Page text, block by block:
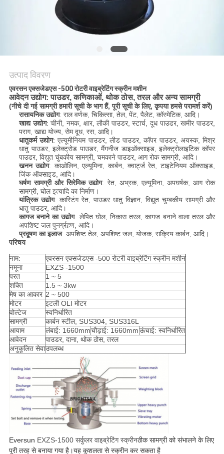
गोपनीयता
नीति
उत्पाद विवरण
एवरसन एक्सजेडएस -500 रोटरी वाइब्रेटिंग स्क्रीन मशीन
आवेदन उद्योग: पाउडर, कणिकाओं, थोक ठोस, तरल और अन्य सामग्री
(नीचे दी गई सामग्री हमारी सूची के भाग हैं, पूरी सूची के लिए, कृपया हमसे परामर्श करें)
रासायनिक उद्योग: राल वर्णक, चिकित्सा, तेल, पेंट, पैलेट, कॉस्मेटिक, आदि।
खाद्य उद्योग: चीनी, नमक, क्षार, लौकी पाउडर, स्टार्च, दूध पाउडर, खमीर पाउडर,
पराग, खाद्य योज्य, सेम दूध, रस, आदि।
धातुकर्म उद्योग: एल्यूमीनियम पाउडर, लीड पाउडर, कॉपर पाउडर, अयस्क, मिश्र
धातु पाउडर, इलेक्ट्रोड पाउडर, मैंगनीज डाइऑक्साइड, इलेक्ट्रोलाइटिक कॉपर
पाउडर, विद्युत चुंबकीय सामग्री, चमकाने पाउडर, आग रोक सामग्री, आदि।
खनन उद्योग: काओलिन, एल्यूमिना, कार्बन, क्वार्ट्ज रेत, टाइटेनियम ऑक्साइड,
जिंक ऑक्साइड, आदि।
घर्षण सामग्री और सिरेमिक उद्योग: रेत, अभ्रक, एल्यूमिना, अपघर्षक, आग रोक
सामग्री, घोल इत्यादि का निर्माण।
यांत्रिक उद्योग: कास्टिंग रेत, पाउडर धातु विज्ञान, विद्युत चुम्बकीय सामग्री और
धातु पाउडर, आदि।
कागज बनाने का उद्योग: लेपित घोल, निकास तरल, कागज बनाने वाला तरल और
अपशिष्ट जल पुनर्ग्रहण, आदि।
प्रदूषण का इलाज: अपशिष्ट तेल, अपशिष्ट जल, योजक, सक्रिय कार्बन, आदि।
परिचय
नाम:
एवरसन एक्सजेडएस -500 रोटरी वाइब्रेटिंग स्क्रीन मशीन
नमूना
EXZS -1500
परत
1 ~ 5
शक्ति
1.5 ~ 3kw
मेष का आकार 2 ~ 500
मोटर
इटली OLI मोटर
वोल्टेज
स्वनिर्धारित
सामग्री
कार्बन स्टील, SUS304, SUS316L
आयाम
लंबाई: 1660mmचौड़ाई: 1660mmऊंचाई: स्वनिर्धारित
आवेदन
पाउडर, दाना, थोक ठोस, तरल
अनुकूलित सेवाउपलब्ध
Eversun EXZS-1500 सर्कुलर वाइब्रेटिंग स्क्रीनठीक सामग्री को संभालने के लिए
पूरी तरह से बनाया गया है।यह कुशलता से स्क्रीन कर सकता है